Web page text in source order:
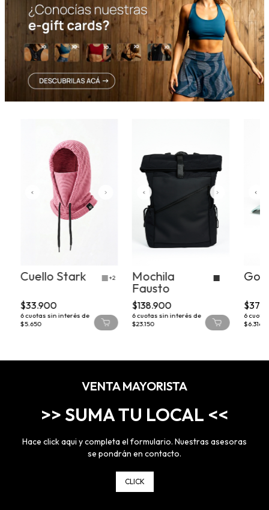
Cuello Stark +2
$33.900
6cuotas sin interés de
$5.650
Mochila
Fausto
$138.900
6cuotas sin interés de
$23.150
6
VENTA MAYORISTA
>> SUMA TU LOCAL <<
Hace click aqui y completa el formulario. Nuestras asesoras
se pondrán en contacto.
CLICK